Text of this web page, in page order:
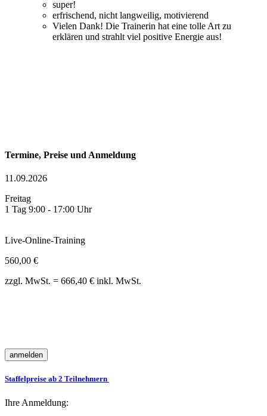
super!
erfrischend, nicht langweilig, motivierend
Vielen Dank! Die Trainerin hat eine tolle Art zu
erklären und strahlt viel positive Energie aus!
Termine, Preise und Anmeldung
11.09.2026
Freitag
1 Tag 9:00 - 17:00 Uhr
Live-Online-Training
560,00 €
zzgl. MwSt. = 666,40 € inkl. MwSt.
Staffelpreise ab 2 Teilnehmern
Ihre Anmeldung: